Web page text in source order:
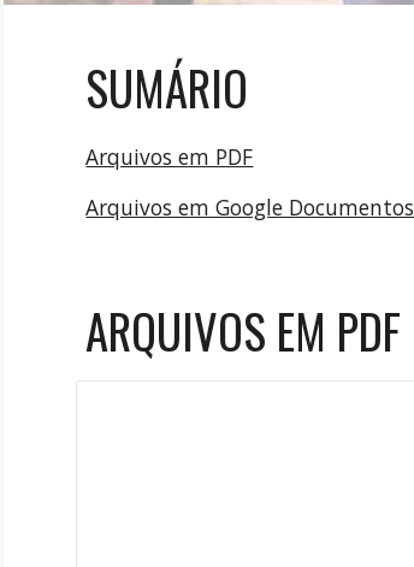
SUMÁRIO
Arquivos em PDF
Arquivos em Google Documentos
ARQUIVOS EM PDF